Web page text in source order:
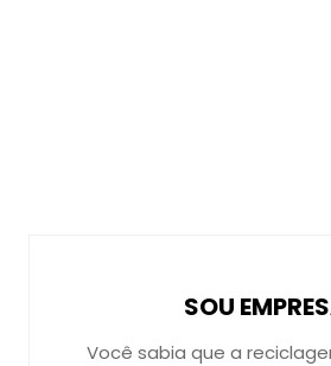
SOU
Você sabia que a